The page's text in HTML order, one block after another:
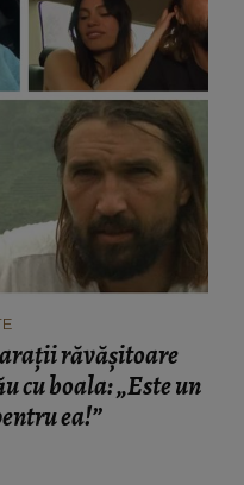
răvășitoare
cu boala: „Este un
ea!”